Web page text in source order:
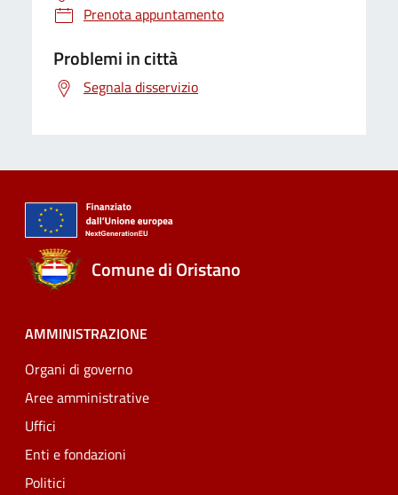
Prenota appuntamento
Problemi in città
Segnala disservizio
Comune di Oristano
AMMINISTRAZIONE
Organi di governo
Aree amministrative
Uffici
Enti e fondazioni
Politici